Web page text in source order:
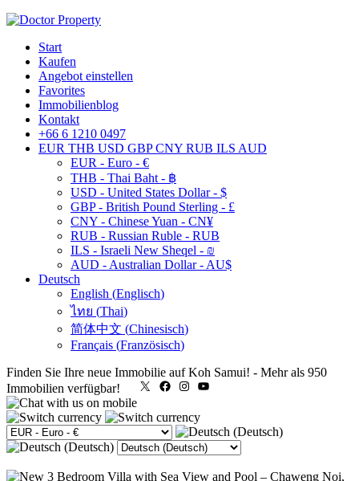
Start
Kaufen
Angebot einstellen
Favorites
Immobilienblog
Kontakt
+66 6 1210 0497
EUR THB USD GBP CNY RUB ILS AUD
EUR - Euro - €
THB - Thai Baht - ฿
USD - United States Dollar - $
GBP - British Pound Sterling - £
CNY - Chinese Yuan - CN¥
RUB - Russian Ruble - RUB
ILS - Israeli New Sheqel - ₪
AUD - Australian Dollar - AU$
Deutsch
English (Englisch)
ไทย (Thai)
简体中文 (Chinesisch)
Français (Französisch)
Finden Sie Ihre neue Immobilie auf Koh Samui! - Mehr als 950
Immobilien verfügbar!
X FacebookInstagram